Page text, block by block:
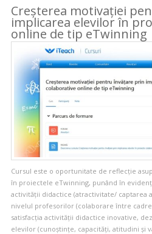
Creșterea motivației
implicarea elevilor în
online de tip eTwinning
Cursul este o oportunitate de reflecție
în proiectele eTwinning, punând în
activității didactice (atractivitate/ captarea
nivelul profesorilor (colaborare între
satisfacția activității didactice inovative,
elevilor (cunoștințe, capacități, atitudini și